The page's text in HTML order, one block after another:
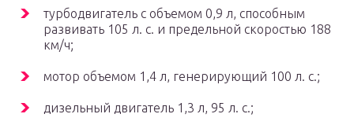
турбодвигатель с объемом 0,9 л, способным
развивать 105 л. с. и предельной скоростью 188
км/ч;
мотор объемом 1,4 л, генерирующий 100 л. с.;
дизельный двигатель 1,3 л, 95 л. с.;